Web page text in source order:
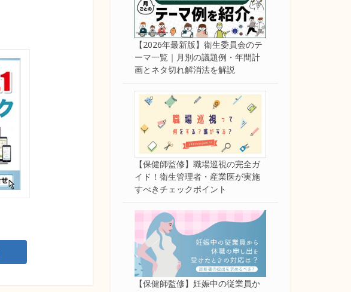
【2026年最新版】衛生委員会のテ
ーマ一覧｜月別の議題例・年間計
画とネタ切れ解消法を解説
【保健師監修】職場巡視の完全ガ
イド！衛生管理者・産業医が実施
すべきチェックポイント
【保健師監修】妊娠中の従業員か